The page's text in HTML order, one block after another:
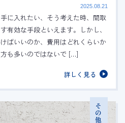
2025.08.21
に入れたい、そう考えた時、間取
有効な手段といえます。しかし、
ばいいのか、費用はどれくらいか
も多いのではないで […]
詳しく見る
その他